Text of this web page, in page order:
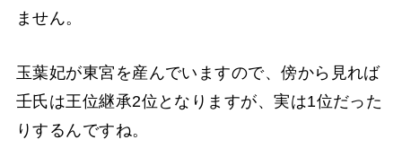
ません。
玉葉妃が東宮を産んでいますので、傍から見れば
壬氏は王位継承2位となりますが、実は1位だった
りするんですね。